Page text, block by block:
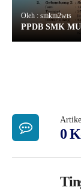
Oleh : smkm2wts
PPDB SMK
0